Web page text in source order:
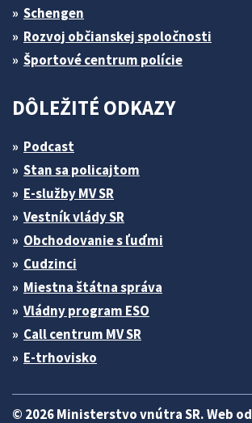
Schengen
Rozvoj občianskej spoločnosti
Športové centrum polície
DÔLEŽITÉ ODKAZY
Podcast
Stan sa policajtom
E-služby MV SR
Vestník vlády SR
Obchodovanie s ľuďmi
Cudzinci
Miestna štátna správa
Vládny program ESO
Call centrum MV SR
E-trhovisko
© 2026 Ministerstvo vnútra SR. Web od